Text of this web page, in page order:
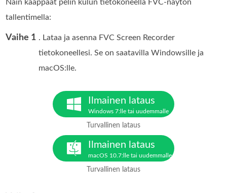
Näin kaappaat pelin kulun tietokoneella FVC-näytön
tallentimella:
Vaihe 1 . Lataa ja asenna FVC Screen Recorder
tietokoneellesi. Se on saatavilla Windowsille ja
macOS:lle.
Ilmainen lataus
Windows 7:lle tai uudemmalle
Turvallinen lataus
Ilmainen lataus
macOS 10.7:lle tai uudemmalle
Turvallinen lataus